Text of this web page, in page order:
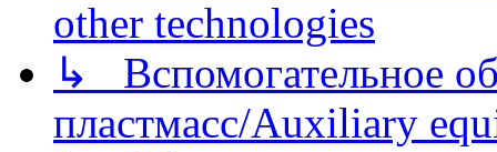
other technologies
↳ Вспомогательное
пластмасс/Auxiliary